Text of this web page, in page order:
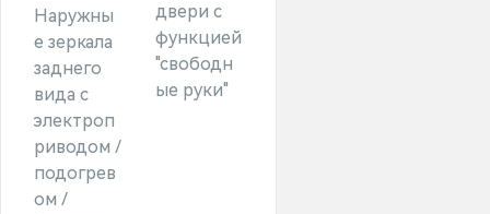
Наружны
е зеркала
заднего
вида с
электроп
риводом /
подогрев
ом /
двери с
функцией
"свободн
ые руки"